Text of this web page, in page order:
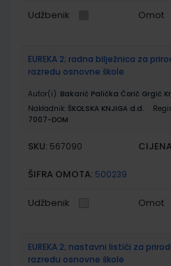
Udžbenik Omot
EUREKA 2; radna bilježnica za
razredu osnovne škole
Autor(i): Bakarić Palička Ćorić Grgić
Nakladnik: ŠKOLSKA KNJIGA d.d.
7007-DOM
SKU: 567090
ŠIFRA OMOTA: 500239
Udžbenik Omot
EUREKA 2; nastavni listići za
razredu osnovne škole